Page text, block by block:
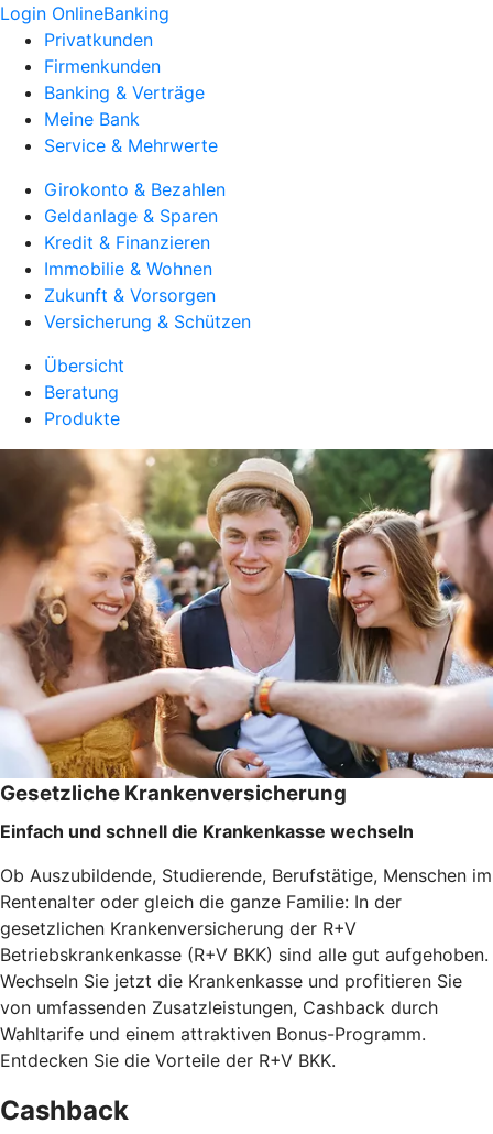
Login OnlineBanking
Privatkunden
Firmenkunden
Banking & Verträge
Meine Bank
Service & Mehrwerte
Girokonto & Bezahlen
Geldanlage & Sparen
Kredit & Finanzieren
Immobilie & Wohnen
Zukunft & Vorsorgen
Versicherung & Schützen
Übersicht
Beratung
Produkte
Gesetzliche Krankenversicherung
Einfach und schnell die Krankenkasse wechseln
Ob Auszubildende, Studierende, Berufstätige, Menschen im
Rentenalter oder gleich die ganze Familie: In der
gesetzlichen Krankenversicherung der R+V
Betriebskrankenkasse (R+V BKK) sind alle gut aufgehoben.
Wechseln Sie jetzt die Krankenkasse und profitieren Sie
von umfassenden Zusatzleistungen, Cashback durch
Wahltarife und einem attraktiven Bonus-Programm.
Entdecken Sie die Vorteile der R+V BKK.
Cashback